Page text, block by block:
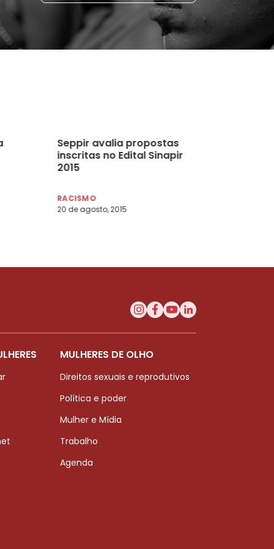
Seppir avalia propostas
inscritas no Edital Sinapir
2015
RACISMO
20 de agosto, 2015
MULHERES DE OLHO
Direitos sexuais e reprodutivos
Política e poder
Mulher e Mídia
Trabalho
Agenda